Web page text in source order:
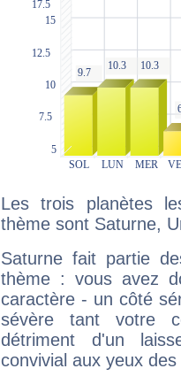
Les trois planètes
thème sont Saturne,
Saturne fait partie
thème : vous avez
caractère - un côté
sévère tant votre
détriment d'un
convivial aux yeux